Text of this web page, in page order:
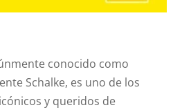
conocido como
Schalke, es uno de los
y queridos de